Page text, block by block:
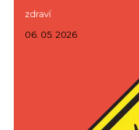
zdraví
06. 05. 2026